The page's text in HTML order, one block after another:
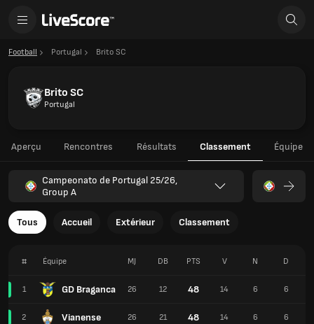
Football Portugal Brito SC
Brito SC
Portugal
Aperçu Rencontres Résultats Classement Équipe
Campeonato de Portugal 25/26,
Group A
Tous Accueil Extérieur Classement
# Équipe
1 GD Braganca
2 Vianense
MJ DB PTS V N D
26 12 48 14 6 6
26 21 48 14 6 6